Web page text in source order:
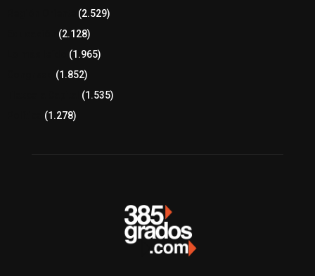
(2.529)
(2.128)
(1.965)
(1.852)
(1.535)
(1.278)